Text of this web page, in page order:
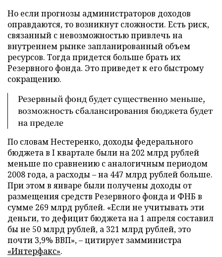
Но если прогнозы администраторов доходов
оправдаются, то возникнут сложности. Есть риск,
связанный с невозможностью привлечь на
внутреннем рынке запланированный объем
ресурсов. Тогда придется больше брать их
Резервного фонда. Это приведет к его быстрому
сокращению.
Резервный фонд будет существенно меньше,
возможность сбалансирования бюджета будет
на пределе
По словам Нестеренко, доходы федерального
бюджета в I квартале были на 202 млрд рублей
меньше по сравнению с аналогичным периодом
2008 года, а расходы – на 447 млрд рублей больше.
При этом в январе были получены доходы от
размещения средств Резервного фонда и ФНБ в
сумме 269 млрд рублей. «Если не учитывать эти
деньги, то дефицит бюджета на 1 апреля составил
бы не 50 млрд рублей, а 321 млрд рублей, это
почти 3,9% ВВП», – цитирует замминистра
«Интерфакс».